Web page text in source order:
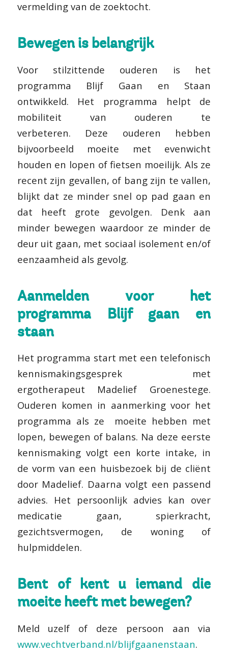
vermelding van de zoektocht.
Bewegen is belangrijk
Voor stilzittende ouderen is het
programma Blijf Gaan en Staan
ontwikkeld. Het programma helpt de
mobiliteit van ouderen te
verbeteren. Deze ouderen hebben
bijvoorbeeld moeite met evenwicht
houden en lopen of fietsen moeilijk. Als ze
recent zijn gevallen, of bang zijn te vallen,
blijkt dat ze minder snel op pad gaan en
dat heeft grote gevolgen. Denk aan
minder bewegen waardoor ze minder de
deur uit gaan, met sociaal isolement en/of
eenzaamheid als gevolg.
Aanmelden voor het
programma Blijf gaan en
staan
Het programma start met een telefonisch
kennismakingsgesprek met
ergotherapeut Madelief Groenestege.
Ouderen komen in aanmerking voor het
programma als ze moeite hebben met
lopen, bewegen of balans. Na deze eerste
kennismaking volgt een korte intake, in
de vorm van een huisbezoek bij de cliënt
door Madelief. Daarna volgt een passend
advies. Het persoonlijk advies kan over
medicatie gaan, spierkracht,
gezichtsvermogen, de woning of
hulpmiddelen.
Bent of kent u iemand die
moeite heeft met bewegen?
Meld uzelf of deze persoon aan via
www.vechtverband.nl/blijfgaanenstaan.